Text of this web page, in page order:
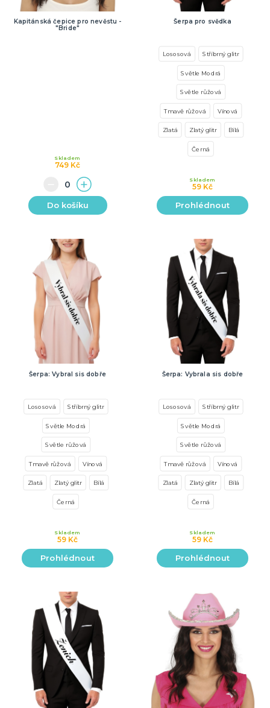
Kapitánská čepice pro nevěstu -
"Bride"
749 Kč
Skladem
Do košíku
Šerpa pro svědka
Lososová Stříbrný glitr
Světle Modrá
Světle růžová
Tmavě růžová Vínová
Zlatá Zlatý glitr Bílá
Černá
59 Kč
Skladem
Prohlédnout
Šerpa: Vybral sis dobře
Lososová Stříbrný glitr
Světle Modrá
Světle růžová
Tmavě růžová Vínová
Zlatá Zlatý glitr Bílá
Černá
59 Kč
Skladem
Prohlédnout
Šerpa: Vybrala sis dobře
Lososová Stříbrný glitr
Světle Modrá
Světle růžová
Tmavě růžová Vínová
Zlatá Zlatý glitr Bílá
Černá
59 Kč
Skladem
Prohlédnout